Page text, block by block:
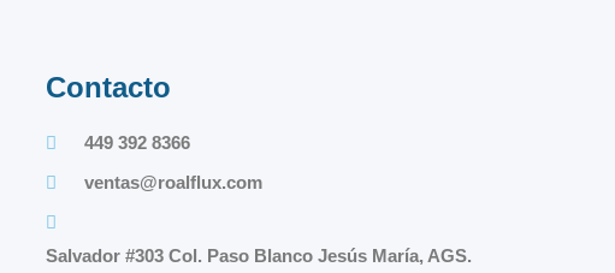
Contacto
449 392 8366
ventas@roalflux.com
Salvador #303 Col. Paso Blanco Jesús María, AGS.